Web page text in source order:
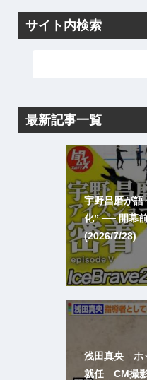
サイト内検索
最新記事一覧
宇野昌磨が
化” ── 開幕
(2026/7/28)
浅田真央 ホ
就任 CM撮